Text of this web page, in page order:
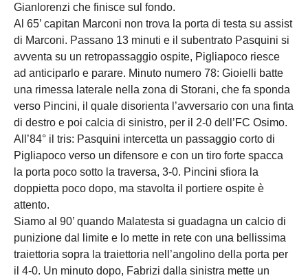
Gianlorenzi che finisce sul fondo.
Al 65’ capitan Marconi non trova la porta di testa su assist
di Marconi. Passano 13 minuti e il subentrato Pasquini si
avventa su un retropassaggio ospite, Pigliapoco riesce
ad anticiparlo e parare. Minuto numero 78: Gioielli batte
una rimessa laterale nella zona di Storani, che fa sponda
verso Pincini, il quale disorienta l’avversario con una finta
di destro e poi calcia di sinistro, per il 2-0 dell’FC Osimo.
All’84° il tris: Pasquini intercetta un passaggio corto di
Pigliapoco verso un difensore e con un tiro forte spacca
la porta poco sotto la traversa, 3-0. Pincini sfiora la
doppietta poco dopo, ma stavolta il portiere ospite è
attento.
Siamo al 90’ quando Malatesta si guadagna un calcio di
punizione dal limite e lo mette in rete con una bellissima
traiettoria sopra la traiettoria nell’angolino della porta per
il 4-0. Un minuto dopo, Fabrizi dalla sinistra mette un